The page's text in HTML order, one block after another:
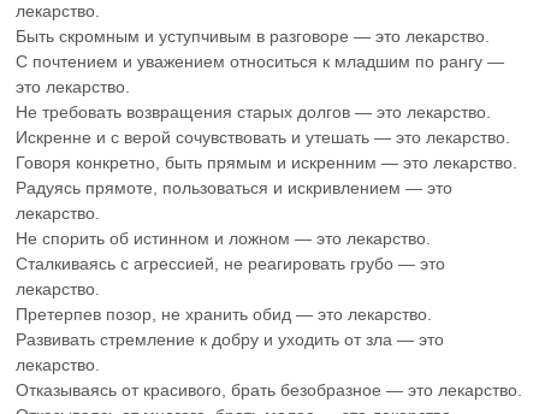
лекарство.
Быть скромным и уступчивым в разговоре — это лекарство.
С почтением и уважением относиться к младшим по рангу —
это лекарство.
Не требовать возвращения старых долгов — это лекарство.
Искренне и с верой сочувствовать и утешать — это лекарство.
Говоря конкретно, быть прямым и искренним — это лекарство.
Радуясь прямоте, пользоваться и искривлением — это
лекарство.
Не спорить об истинном и ложном — это лекарство.
Сталкиваясь с агрессией, не реагировать грубо — это
лекарство.
Претерпев позор, не хранить обид — это лекарство.
Развивать стремление к добру и уходить от зла — это
лекарство.
Отказываясь от красивого, брать безобразное — это лекарство.